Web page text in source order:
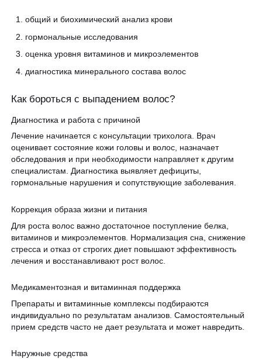
общий и биохимический анализ крови
гормональные исследования
оценка уровня витаминов и микроэлементов
диагностика минерального состава волос
Как бороться с выпадением волос?
Диагностика и работа с причиной
Лечение начинается с консультации трихолога. Врач
оценивает состояние кожи головы и волос, назначает
обследования и при необходимости направляет к другим
специалистам. Диагностика выявляет дефициты,
гормональные нарушения и сопутствующие заболевания.
Коррекция образа жизни и питания
Для роста волос важно достаточное поступление белка,
витаминов и микроэлементов. Нормализация сна, снижение
стресса и отказ от строгих диет повышают эффективность
лечения и восстанавливают рост волос.
Медикаментозная и витаминная поддержка
Препараты и витаминные комплексы подбираются
индивидуально по результатам анализов. Самостоятельный
прием средств часто не дает результата и может навредить.
Наружные средства